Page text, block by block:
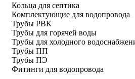
Кольца для септика
Комплектующие для водопровода
Трубы РВК
Трубы для горячей воды
Трубы для холодного
Трубы ПП
Трубы ПЭ
Фитинги для водопровода